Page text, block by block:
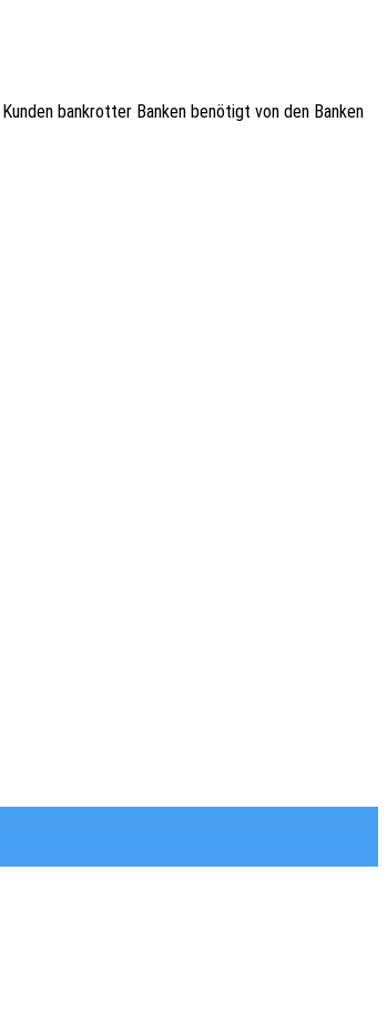
bank­rot­ter Banken benö­tigt von den Banken